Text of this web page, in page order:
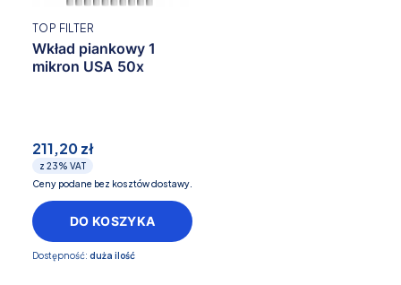
Wkład piankowy 1
mikron USA 50x
TOP FILTER
211,20 zł
z 23% VAT
Ceny podane bez kosztów dostawy.
DO KOSZYKA
Dostępność: duża ilość